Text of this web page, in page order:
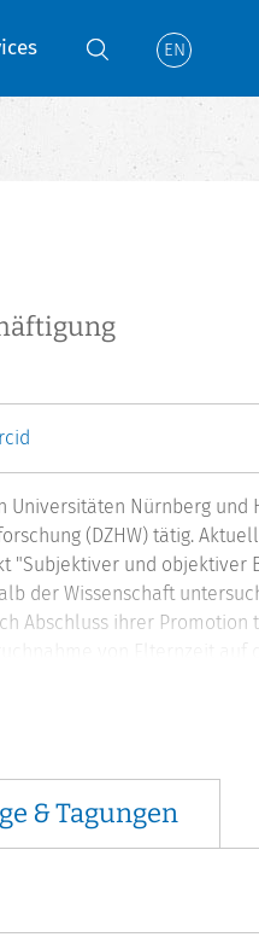
EN
Nürnberg und
(DZHW) tätig.
"Subjektiver und
der Wissenschaft
Abschluss ihrer Promotion
von Elternzeit auf
Academia und hat
& Tagungen